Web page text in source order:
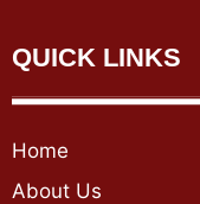
QUICK LINKS
Home
About Us